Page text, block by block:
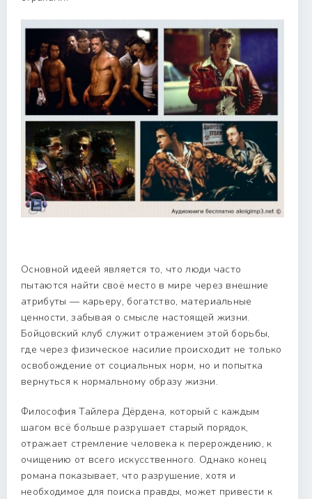
Основной идеей является то, что люди часто
пытаются найти своё место в мире через внешние
атрибуты — карьеру, богатство, материальные
ценности, забывая о смысле настоящей жизни.
Бойцовский клуб служит отражением этой борьбы,
где через физическое насилие происходит не только
освобождение от социальных норм, но и попытка
вернуться к нормальному образу жизни.
Философия Тайлера Дёрдена, который с каждым
шагом всё больше разрушает старый порядок,
отражает стремление человека к перерождению, к
очищению от всего искусственного. Однако конец
романа показывает, что разрушение, хотя и
необходимое для поиска правды, может привести к